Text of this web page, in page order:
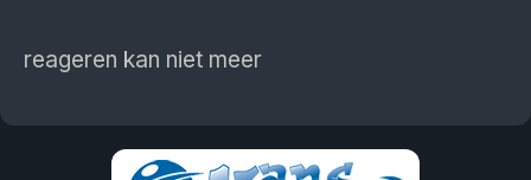
reageren kan niet meer